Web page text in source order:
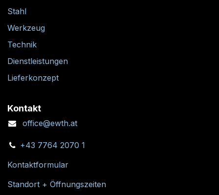
Stahl
Werkzeug
Technik
Dienstleistungen
Lieferkonzept
Kontakt
office@ewth.at
+43 7764 2070 1
Kontaktformular
Standort + Öffnungszeiten